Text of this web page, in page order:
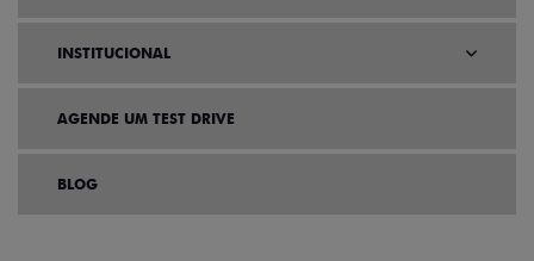
INSTITUCIONAL
AGENDE UM TEST DRIVE
BLOG